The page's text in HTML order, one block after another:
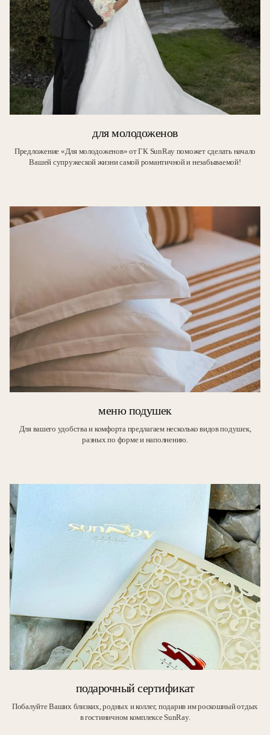
для молодоженов
Предложение «Для молодоженов» от ГК SunRay поможет сделать начало
Вашей супружеской жизни самой романтичной и незабываемой!
меню подушек
Для вашего удобства и комфорта предлагаем несколько видов подушек,
разных по форме и наполнению.
подарочный сертификат
Побалуйте Ваших близких, родных и коллег, подарив им роскошный отдых
в гостиничном комплексе SunRay.